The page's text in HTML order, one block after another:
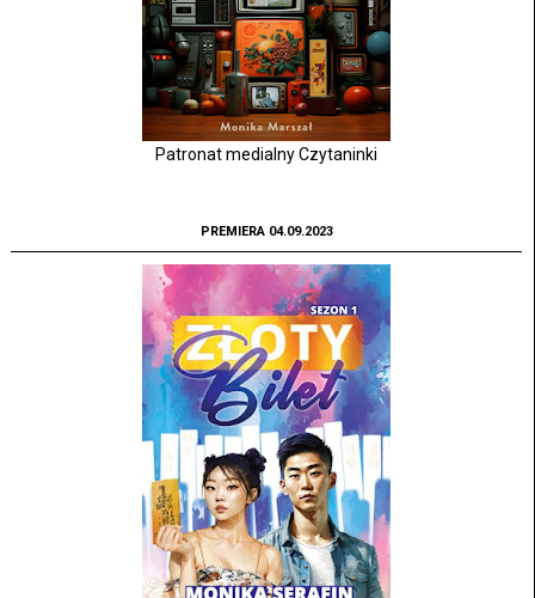
Patronat medialny Czytaninki
PREMIERA 04.09.2023